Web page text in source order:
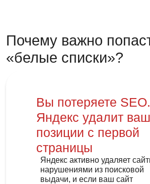
Почему важно
«белые списки»?
Вы потеряете SEO.
Яндекс удалит
позиции с первой
страницы
Яндекс активно удаляет
нарушениями из поисковой
выдачи, и если ваш сайт